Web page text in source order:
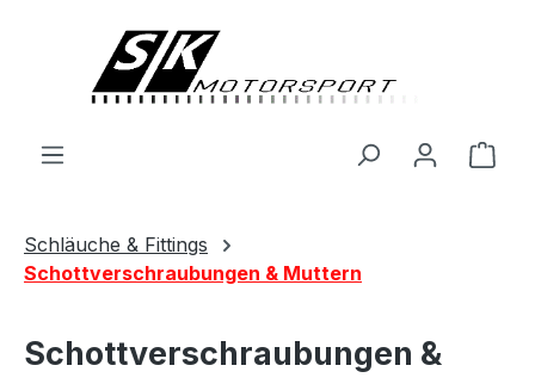
Schläuche & Fittings
Schottverschraubungen & Muttern
Schottverschraubungen &